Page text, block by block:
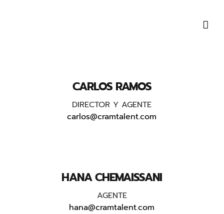
CARLOS RAMOS
DIRECTOR Y AGENTE
carlos@cramtalent.com
HANA CHEMAISSANI
AGENTE
hana@cramtalent.com